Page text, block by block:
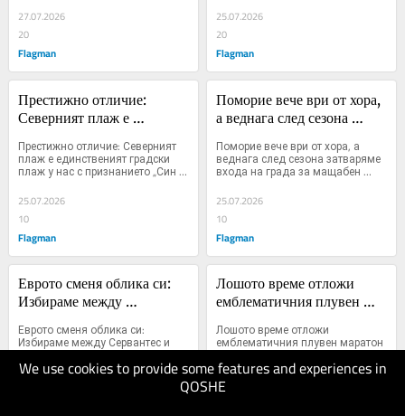
We use cookies to provide some features and experiences in
QOSHE
27.07.2026
20
Flagman
25.07.2026
20
Flagman
Престижно отличие:
Северният плаж е
плаж у нас с признанието
„Син флаг“
Престижно отличие: Северният
плаж е единственият градски
плаж у нас с признанието „Син
флаг...
25.07.2026
10
Flagman
Поморие вече ври от хора,
а веднага след сезона
мащабен ремонт на "Княз
Борис I"
Поморие вече ври от хора, а
веднага след сезона затваряме
входа на града за мащабен
ремонт на "Княз Борис I...
25.07.2026
10
Flagman
Еврото сменя облика си:
Избираме между
Еврото сменя облика си:
Избираме между Сервантес и
птици...
Лошото време отложи
емблематичния плувен
Анастасия: Ето кога ще се
проведе
Лошото време отложи
емблематичния плувен маратон
от остров Света Анастасия: Ето
кога ще се проведе...
25.07.2026